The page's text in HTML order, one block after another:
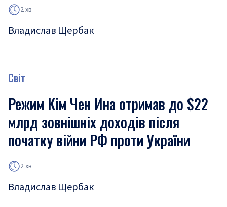
2 хв
Владислав Щербак
Світ
Режим Кім Чен Ина отримав до $22
млрд зовнішніх доходів після
початку війни РФ проти України
2 хв
Владислав Щербак